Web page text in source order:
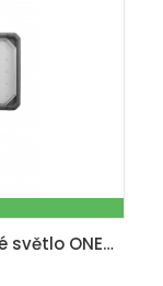
RLPH18-0 - aku hybridní panelové světlo ONE+ (bez baterie a nabíječky)